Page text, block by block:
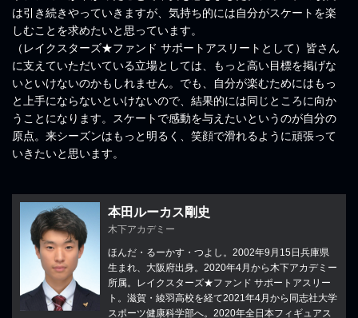
は引き続きやっていきますが、気持ち的には自分がスケートを楽
しむことを求めたいと思っています。
（レイクスターズ★ファンド サポートアスリートとして）皆さん
に支えていただいている立場としては、もっと高い目標を掲げな
いといけないのかもしれません。でも、自分が楽むためにはもっ
と上手にならないといけないので、結果的には同じところに向か
うことになります。スケートで感動を与えたいというのが自分の
原点。来シーズンはもっと明るく、笑顔で滑れるように頑張って
いきたいと思います。
本田ルーカス剛史
木下アカデミー
ほんだ・るーかす・つよし。2002年9月15日兵庫県
生まれ、大阪府出身。2020年4月から木下アカデミー
所属。レイクスターズ★ファンド サポートアスリー
ト。滋賀・綾羽高校を経て2021年4月から同志社大学
スポーツ健康科学部へ。2020年全日本フィギュアス